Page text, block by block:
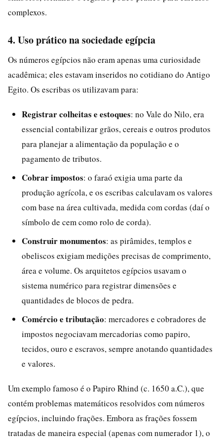
complexos.
4. Uso prático na sociedade egípcia
Os números egípcios não eram apenas uma curiosidade
acadêmica; eles estavam inseridos no cotidiano do Antigo
Egito. Os escribas os utilizavam para:
Registrar colheitas e estoques: no Vale do Nilo, era
essencial contabilizar grãos, cereais e outros produtos
para planejar a alimentação da população e o
pagamento de tributos.
Cobrar impostos: o faraó exigia uma parte da
produção agrícola, e os escribas calculavam os valores
com base na área cultivada, medida com cordas (daí o
símbolo de cem como rolo de corda).
Construir monumentos: as pirâmides, templos e
obeliscos exigiam medições precisas de comprimento,
área e volume. Os arquitetos egípcios usavam o
sistema numérico para registrar dimensões e
quantidades de blocos de pedra.
Comércio e tributação: mercadores e cobradores de
impostos negociavam mercadorias como papiro,
tecidos, ouro e escravos, sempre anotando quantidades
e valores.
Um exemplo famoso é o Papiro Rhind (c. 1650 a.C.), que
contém problemas matemáticos resolvidos com números
egípcios, incluindo frações. Embora as frações fossem
tratadas de maneira especial (apenas com numerador 1), o